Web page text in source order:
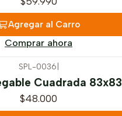
Agregar al Carro
Comprar ahora
SPL-0036
Cuadrada 83x83
$48.000